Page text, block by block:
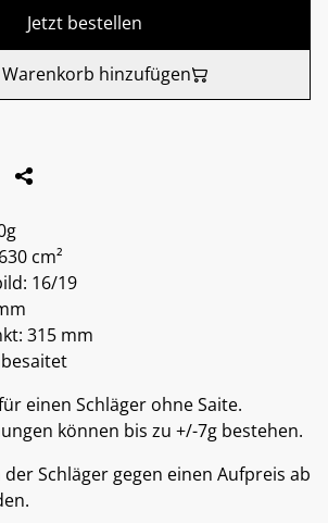
Jetzt bestellen
hinzufügen
cm²
16/19
315 mm
einen Schläger ohne Saite.
können bis zu +/-7g bestehen.
Schläger gegen einen Aufpreis ab